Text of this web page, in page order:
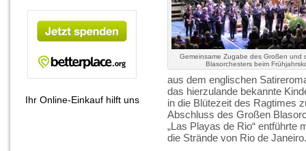
Ihr Online-Einkauf hilft uns
Gemeinsame Zugabe des Großen und
Blasorchesters beim
aus dem englischen
das hierzulande bekannte
in die Blütezeit des Ragtimes
Abschluss des Großen
„Las Playas de Rio“ entführte
die Strände von Rio de Janeiro.